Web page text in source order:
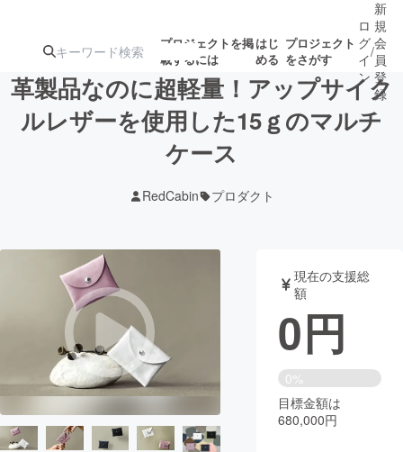
プロジェクトを掲
載するには
はじ
める
プロジェクト
をさがす
注目の新着プロ募集終了が近いプ
テクノロジー・ガジェット
映像・映画 書籍・雑誌
ビジネス・起業 チャレンジ
まちづくり・地域活性化
ロ
グ
イ
ン
/
新
規
会
員
登
録
革製品なのに超軽量！アップサイク
ルレザーを使用した15ｇのマルチ
ケース
RedCabin プロダクト
現在の支援総
額
0円
0%
目標金額は
680,000円